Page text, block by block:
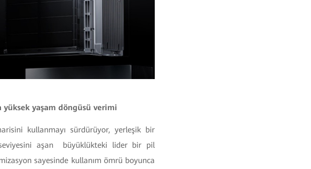
yüksek yaşam döngüsü verimi
kullanmayı sürdürüyor, yerleşik bir
aşan büyüklükteki lider bir pil
sayesinde kullanım ömrü boyunca